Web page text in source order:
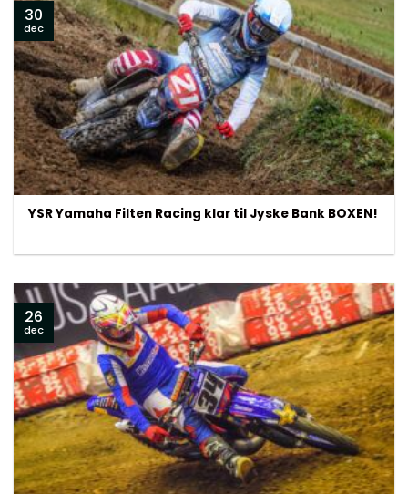
YSR Yamaha Filten Racing klar til Jyske Bank BOXEN!
30
dec
26
dec